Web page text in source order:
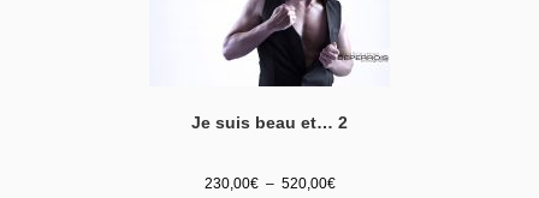
Je suis beau et… 2
230,00€ – 520,00€